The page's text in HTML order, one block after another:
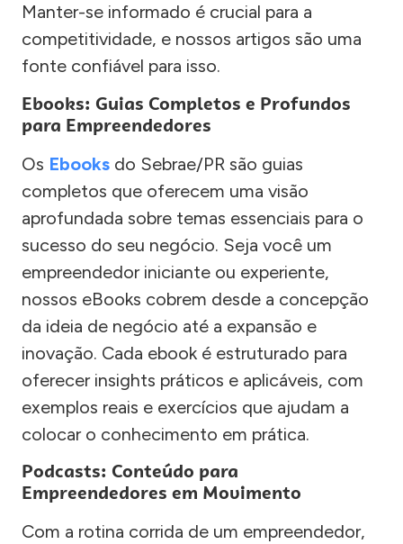
Manter-se informado é crucial para a
competitividade, e nossos artigos são uma
fonte confiável para isso.
Ebooks: Guias Completos e Profundos
para Empreendedores
Os Ebooks do Sebrae/PR são guias
completos que oferecem uma visão
aprofundada sobre temas essenciais para o
sucesso do seu negócio. Seja você um
empreendedor iniciante ou experiente,
nossos eBooks cobrem desde a concepção
da ideia de negócio até a expansão e
inovação. Cada ebook é estruturado para
oferecer insights práticos e aplicáveis, com
exemplos reais e exercícios que ajudam a
colocar o conhecimento em prática.
Podcasts: Conteúdo para
Empreendedores em Movimento
Com a rotina corrida de um empreendedor,